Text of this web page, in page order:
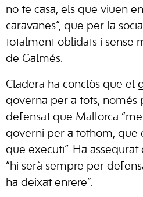
no te casa, els que viuen
caravanes”, que per la
totalment oblidats i sense
de Galmés.
Cladera ha conclòs que el
governa per a tots, només
defensat que Mallorca
governi per a tothom, que
que executi”. Ha
“hi serà sempre per
ha deixat enrere”.